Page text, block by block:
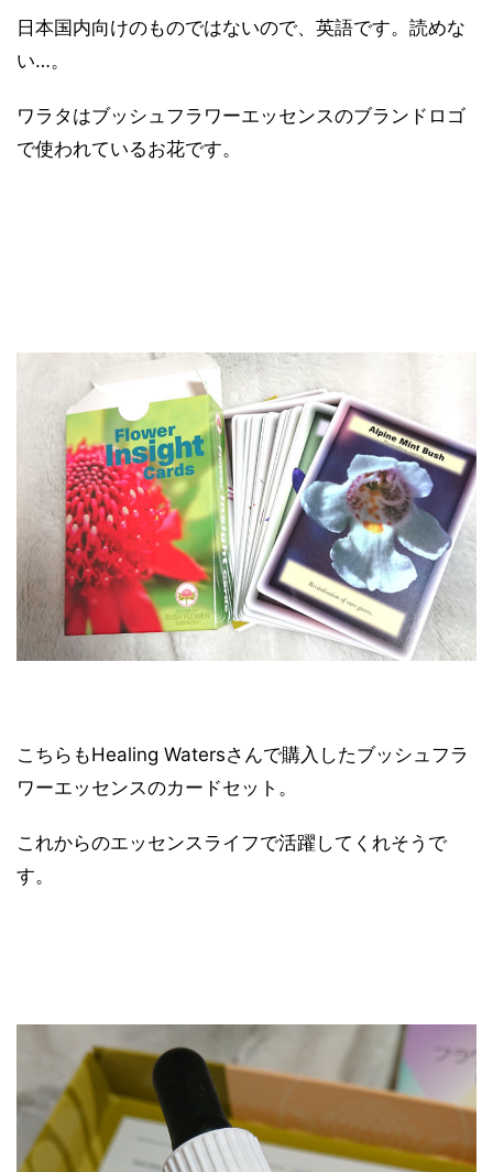
日本国内向けのものではないので、英語です。読めな
い…。
ワラタはブッシュフラワーエッセンスのブランドロゴ
で使われているお花です。
こちらもHealing Watersさんで購入したブッシュフラ
ワーエッセンスのカードセット。
これからのエッセンスライフで活躍してくれそうで
す。